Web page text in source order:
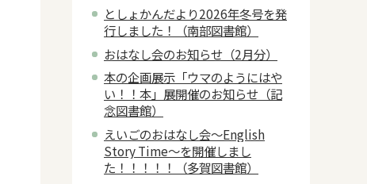
としょかんだより2026年冬号を発
行しました！（南部図書館）
おはなし会のお知らせ（2月分）
本の企画展示「ウマのようにはや
い！！本」展開催のお知らせ（記
念図書館）
えいごのおはなし会～English
Story Time～を開催しまし
た！！！！！（多賀図書館）